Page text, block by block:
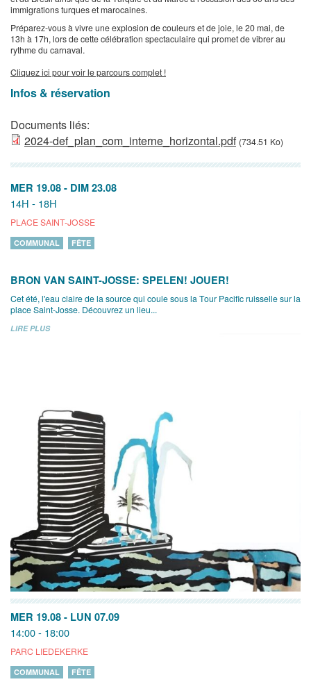
immigrations turques et marocaines.
Préparez-vous à vivre une explosion de couleurs et de joie, le 20 mai, de
13h à 17h, lors de cette célébration spectaculaire qui promet de vibrer au
rythme du carnaval.
Cliquez ici pour voir le parcours complet !
Infos & réservation
Documents liés:
2024-def_plan_com_interne_horizontal.pdf (734.51 Ko)
MER 19.08 - DIM 23.08
14H - 18H
PLACE SAINT-JOSSE
COMMUNAL FÊTE
BRON VAN SAINT-JOSSE: SPELEN! JOUER!
Cet été, l'eau claire de la source qui coule sous la Tour Pacific ruisselle sur la
place Saint-Josse. Découvrez un lieu...
LIRE PLUS
MER 19.08 - LUN 07.09
14:00 - 18:00
PARC LIEDEKERKE
COMMUNAL FÊTE